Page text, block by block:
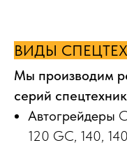
ВИДЫ
Мы производим
серий
Автогрейдеры
120 GC, 140,